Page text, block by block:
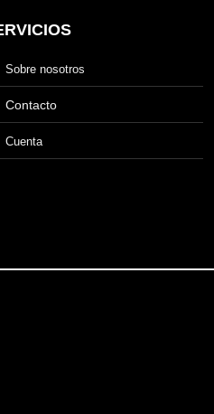
Sobre nosotros
Contacto
Cuenta